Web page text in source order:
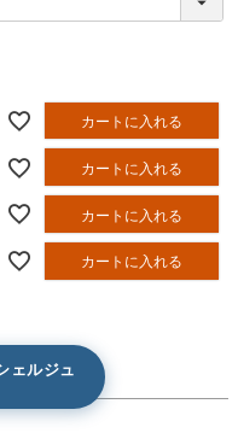
カートに入れる
カートに入れる
カートに入れる
カートに入れる
ェルジュ